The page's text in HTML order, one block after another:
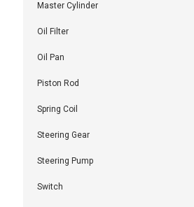
Master Cylinder
Oil Filter
Oil Pan
Piston Rod
Spring Coil
Steering Gear
Steering Pump
Switch